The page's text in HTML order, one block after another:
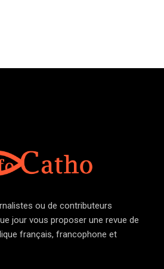
ou de contributeurs
jour vous proposer une revue de
français, francophone et